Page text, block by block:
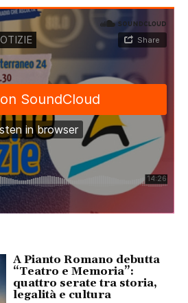
A Pianto Romano debutta
“Teatro e Memoria”:
quattro serate tra storia,
legalità e cultura